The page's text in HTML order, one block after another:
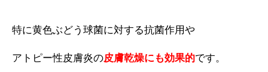
特に黄色ぶどう球菌に対する抗菌作用や
アトピー性皮膚炎の皮膚乾燥にも効果的です。